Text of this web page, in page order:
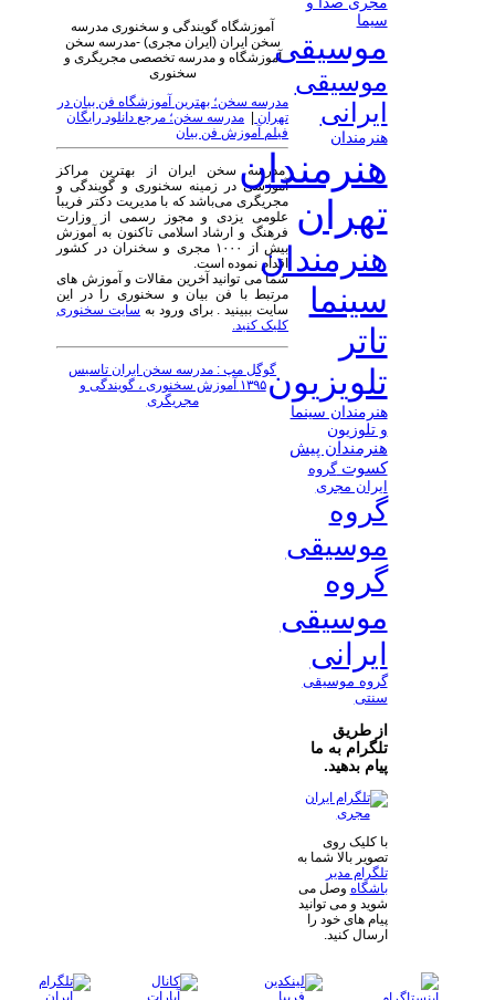
آموزشگاه گویندگی و سخنوری مدرسه
سخن ایران (ایران مجری) -مدرسه سخن
آموزشگاه و مدرسه تخصصی مجریگری و
سخنوری
مدرسه سخن؛ بهترین آموزشگاه فن بیان در
تهران
مدرسه سخن؛ مرجع دانلود رایگان
فیلم آموزش فن بیان
مدرسه سخن ایران از بهترین مراکز
آموزشی در زمینه سخنوری و گویندگی و
مجریگری می‌باشد که با مدیریت دکتر فریبا
علومی یزدی و مجوز رسمی از وزارت
فرهنگ و ارشاد اسلامی تاکنون به آموزش
بیش از ۱۰۰۰ مجری و سخنران در کشور
اقدام نموده است.
شما می توانید آخرین مقالات و آموزش های
مرتبط با فن بیان و سخنوری را در این
سایت ببینید . برای ورود به سایت سخنوری
کلیک کنید.
گوگل مپ : مدرسه سخن ایران تاسیس
۱۳۹۵ آموزش سخنوری ، گویندگی و
مجریگری
سیما
موسیقی
موسیقی
ایرانی
هنرمندان
هنرمندان
تهران
هنرمندان
سینما
تاتر
تلویزیون
هنرمندان سینما
و تلوزیون
هنرمندان پیش
کسوتگروه
ایران مجری
گروه
موسیقی
گروه
موسیقی
ایرانی
گروه موسیقی
سنتی
از طریق
تلگرام به ما
پیام بدهید.
با کلیک روی
تصویر بالا شما به
تلگرام مدیر
باشگاه وصل می
شوید و می توانید
پیام های خود را
ارسال کنید.